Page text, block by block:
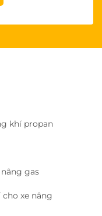
khí propan
nâng gas
cho xe nâng